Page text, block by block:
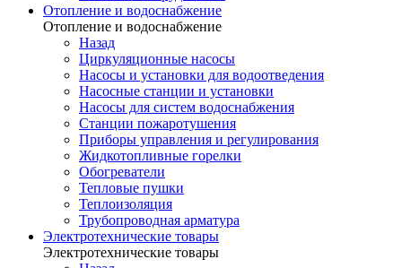
Отопление и водоснабжение
Отопление и водоснабжение
Назад
Циркуляционные насосы
Насосы и установки для водоотведения
Насосные станции и установки
Насосы для систем водоснабжения
Станции пожаротушения
Приборы управления и регулирования
Жидкотопливные горелки
Обогреватели
Тепловые пушки
Теплоизоляция
Трубопроводная арматура
Электротехнические товары
Электротехнические товары